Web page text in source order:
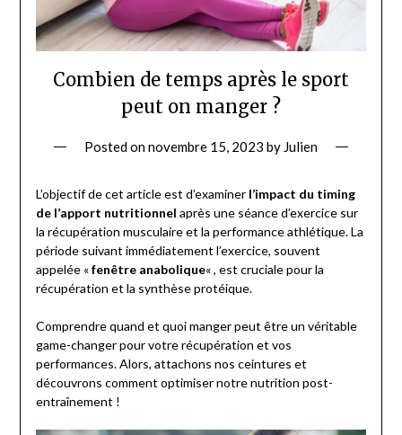
Combien de temps après le sport
peut on manger ?
Posted onnovembre 15, 2023 by Julien
L’objectif de cet article est d’examiner l’impact du timing
de l’apport nutritionnel après une séance d’exercice sur
la récupération musculaire et la performance athlétique. La
période suivant immédiatement l’exercice, souvent
appelée «fenêtre anabolique« , est cruciale pour la
récupération et la synthèse protéique.
Comprendre quand et quoi manger peut être un véritable
game-changer pour votre récupération et vos
performances. Alors, attachons nos ceintures et
découvrons comment optimiser notre nutrition post-
entraînement !